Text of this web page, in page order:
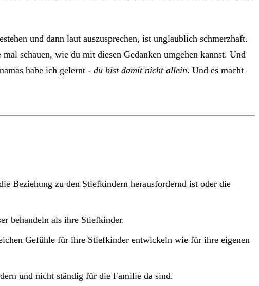
und dann laut auszusprechen, ist unglaublich schmerzhaft.
schauen, wie du mit diesen Gedanken umgehen kannst. Und
habe ich gelernt - du bist damit nicht allein. Und es macht
Beziehung zu den Stiefkindern herausfordernd ist oder die
behandeln als ihre Stiefkinder.
Gefühle für ihre Stiefkinder entwickeln wie für ihre eigenen
und nicht ständig für die Familie da sind.